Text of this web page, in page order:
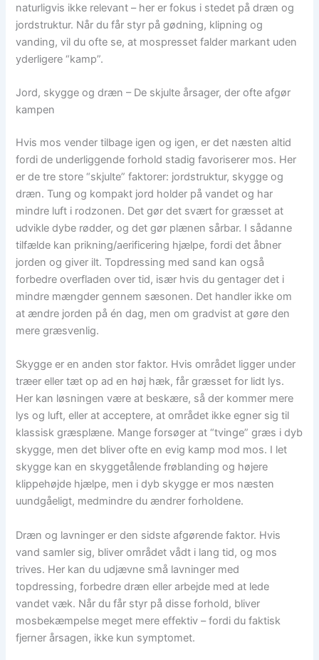
naturligvis ikke relevant – her er fokus i stedet på dræn og
jordstruktur. Når du får styr på gødning, klipning og
vanding, vil du ofte se, at mospresset falder markant uden
yderligere “kamp”.
Jord, skygge og dræn – De skjulte årsager, der ofte afgør
kampen
Hvis mos vender tilbage igen og igen, er det næsten altid
fordi de underliggende forhold stadig favoriserer mos. Her
er de tre store “skjulte” faktorer: jordstruktur, skygge og
dræn. Tung og kompakt jord holder på vandet og har
mindre luft i rodzonen. Det gør det svært for græsset at
udvikle dybe rødder, og det gør plænen sårbar. I sådanne
tilfælde kan prikning/aerificering hjælpe, fordi det åbner
jorden og giver ilt. Topdressing med sand kan også
forbedre overfladen over tid, især hvis du gentager det i
mindre mængder gennem sæsonen. Det handler ikke om
at ændre jorden på én dag, men om gradvist at gøre den
mere græsvenlig.
Skygge er en anden stor faktor. Hvis området ligger under
træer eller tæt op ad en høj hæk, får græsset for lidt lys.
Her kan løsningen være at beskære, så der kommer mere
lys og luft, eller at acceptere, at området ikke egner sig til
klassisk græsplæne. Mange forsøger at “tvinge” græs i dyb
skygge, men det bliver ofte en evig kamp mod mos. I let
skygge kan en skyggetålende frøblanding og højere
klippehøjde hjælpe, men i dyb skygge er mos næsten
uundgåeligt, medmindre du ændrer forholdene.
Dræn og lavninger er den sidste afgørende faktor. Hvis
vand samler sig, bliver området vådt i lang tid, og mos
trives. Her kan du udjævne små lavninger med
topdressing, forbedre dræn eller arbejde med at lede
vandet væk. Når du får styr på disse forhold, bliver
mosbekæmpelse meget mere effektiv – fordi du faktisk
fjerner årsagen, ikke kun symptomet.